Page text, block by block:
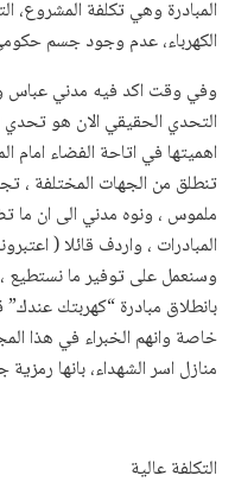
k
المبادرة وهي تكلفة المشروع،
الكهرباء، عدم وجود جسم
وفي وقت اكد فيه مدني عباس
التحدي الحقيقي الان هو تحدي
اهميتها في اتاحة الفضاء امام
تنطلق من الجهات المختلفة ،
ملموس ، ونوه مدني الى ان ما
المبادرات ، واردف قائلا (
وسنعمل على توفير ما نستطيع
بانطلاق مبادرة “كهربتك عندك”
خاصة وانهم الخبراء في هذا
منازل اسر الشهداء، بانها
التكلفة عالية